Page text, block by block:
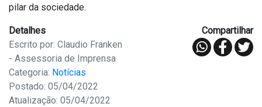
pilar da sociedade.
Detalhes
Escrito por: Claudio Franken
- Assessoria de Imprensa
Categoria: Notícias
Postado: 05/04/2022
Atualização: 05/04/2022
Compartilhar